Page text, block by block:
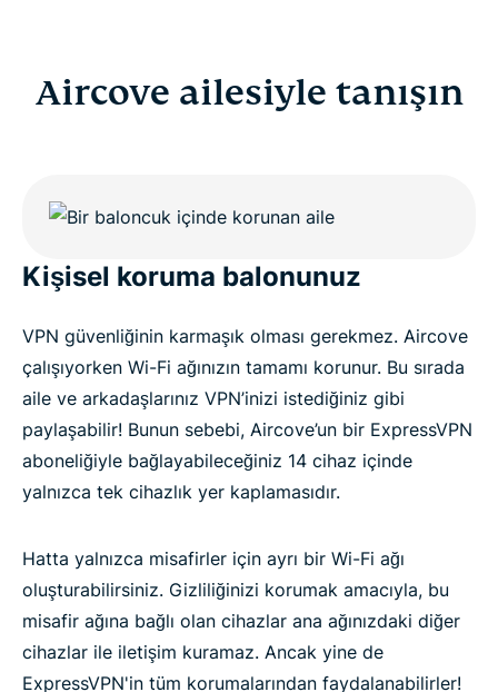
Aircove ailesiyle tanışın
Kişisel koruma balonunuz
VPN güvenliğinin karmaşık olması gerekmez. Aircove
çalışıyorken Wi-Fi ağınızın tamamı korunur. Bu sırada
aile ve arkadaşlarınız VPN’inizi istediğiniz gibi
paylaşabilir! Bunun sebebi, Aircove’un bir ExpressVPN
aboneliğiyle bağlayabileceğiniz 14 cihaz içinde
yalnızca tek cihazlık yer kaplamasıdır.
Hatta yalnızca misafirler için ayrı bir Wi-Fi ağı
oluşturabilirsiniz. Gizliliğinizi korumak amacıyla, bu
misafir ağına bağlı olan cihazlar ana ağınızdaki diğer
cihazlar ile iletişim kuramaz. Ancak yine de
ExpressVPN'in tüm korumalarından faydalanabilirler!